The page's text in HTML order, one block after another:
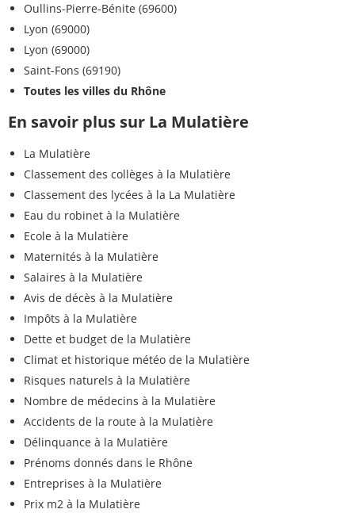
Oullins-Pierre-Bénite (69600)
Lyon (69000)
Lyon (69000)
Saint-Fons (69190)
Toutes les villes du Rhône
En savoir plus sur La Mulatière
La Mulatière
Classement des collèges à la Mulatière
Classement des lycées à la La Mulatière
Eau du robinet à la Mulatière
Ecole à la Mulatière
Maternités à la Mulatière
Salaires à la Mulatière
Avis de décès à la Mulatière
Impôts à la Mulatière
Dette et budget de la Mulatière
Climat et historique météo de la Mulatière
Risques naturels à la Mulatière
Nombre de médecins à la Mulatière
Accidents de la route à la Mulatière
Délinquance à la Mulatière
Prénoms donnés dans le Rhône
Entreprises à la Mulatière
Prix m2 à la Mulatière